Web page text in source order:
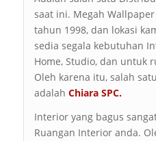
saat ini. Megah
tahun 1998, dan lokasi
sedia segala kebutuhan
Home, Studio, dan untuk
Oleh karena itu, salah
adalah Chiara SPC.
Interior yang bagus
Ruangan Interior anda.